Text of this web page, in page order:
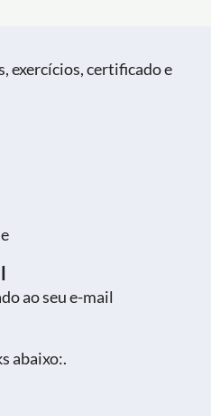
exercícios, certificado e
ao seu e-mail
abaixo:.